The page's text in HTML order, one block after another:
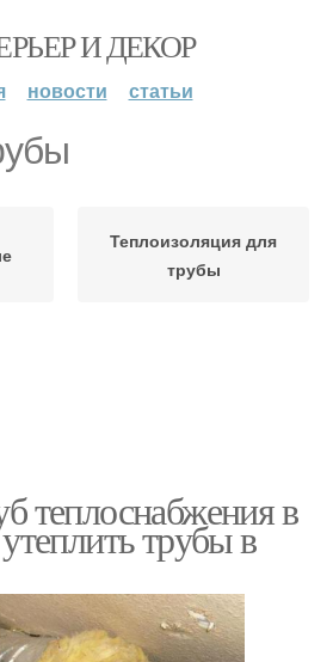
И ДЕКОР
новости статьи
Теплоизоляция для
трубы
теплоснабжения в
трубы в